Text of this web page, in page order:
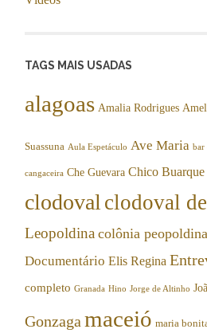
TAGS MAIS USADAS
alagoas Amalia Rodrigues
Suassuna Aula Espetáculo Ave Maria bar
cangaceira Che Guevara Chico Buarque
clodoval clodoval
Leopoldina colônia peopoldina
Documentário Elis Regina
completo Granada Hino Jorge de Altinho
Gonzaga maceió maria